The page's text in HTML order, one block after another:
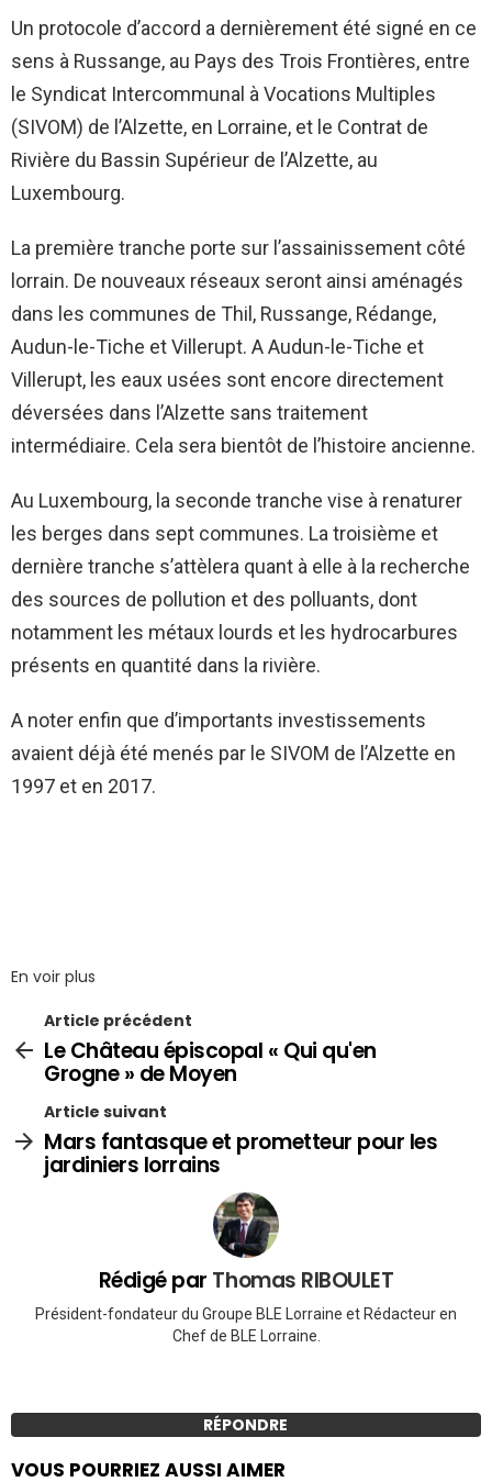
Un protocole d’accord a dernièrement été signé en ce
sens à Russange, au Pays des Trois Frontières, entre
le Syndicat Intercommunal à Vocations Multiples
(SIVOM) de l’Alzette, en Lorraine, et le Contrat de
Rivière du Bassin Supérieur de l’Alzette, au
Luxembourg.
La première tranche porte sur l’assainissement côté
lorrain. De nouveaux réseaux seront ainsi aménagés
dans les communes de Thil, Russange, Rédange,
Audun-le-Tiche et Villerupt. A Audun-le-Tiche et
Villerupt, les eaux usées sont encore directement
déversées dans l’Alzette sans traitement
intermédiaire. Cela sera bientôt de l’histoire ancienne.
Au Luxembourg, la seconde tranche vise à renaturer
les berges dans sept communes. La troisième et
dernière tranche s’attèlera quant à elle à la recherche
des sources de pollution et des polluants, dont
notamment les métaux lourds et les hydrocarbures
présents en quantité dans la rivière.
A noter enfin que d’importants investissements
avaient déjà été menés par le SIVOM de l’Alzette en
1997 et en 2017.
En voir plus
Article précédent
Le Château épiscopal « Qui qu'en
Grogne » de Moyen
Article suivant
Mars fantasque et prometteur pour les
jardiniers lorrains
Rédigé par Thomas RIBOULET
Président-fondateur du Groupe BLE Lorraine et Rédacteur en
Chef de BLE Lorraine.
RÉPONDRE
VOUS POURRIEZ AUSSI AIMER